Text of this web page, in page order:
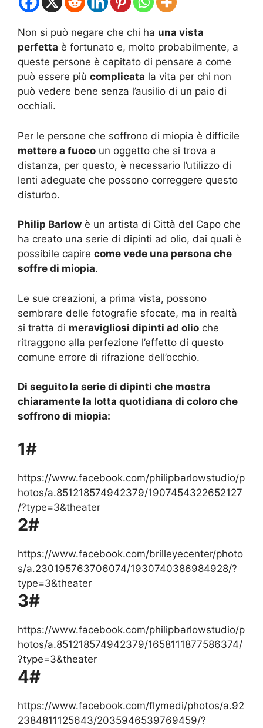
Non si può negare che chi ha una vista
perfetta è fortunato e, molto probabilmente, a
queste persone è capitato di pensare a come
può essere più complicata la vita per chi non
può vedere bene senza l’ausilio di un paio di
occhiali.
Per le persone che soffrono di miopia è difficile
mettere a fuoco un oggetto che si trova a
distanza, per questo, è necessario l’utilizzo di
lenti adeguate che possono correggere questo
disturbo.
Philip Barlow è un artista di Città del Capo che
ha creato una serie di dipinti ad olio, dai quali è
possibile capire come vede una persona che
soffre di miopia.
Le sue creazioni, a prima vista, possono
sembrare delle fotografie sfocate, ma in realtà
si tratta di meravigliosi dipinti ad olio che
ritraggono alla perfezione l’effetto di questo
comune errore di rifrazione dell’occhio.
Di seguito la serie di dipinti che mostra
chiaramente la lotta quotidiana di coloro che
soffrono di miopia:
1#
https://www.facebook.com/philipbarlowstudio/p
hotos/a.851218574942379/1907454322652127
/?type=3&theater
2#
https://www.facebook.com/brilleyecenter/photo
s/a.230195763706074/1930740386984928/?
type=3&theater
3#
https://www.facebook.com/philipbarlowstudio/p
hotos/a.851218574942379/1658111877586374/
?type=3&theater
4#
https://www.facebook.com/flymedi/photos/a.92
2384811125643/2035946539769459/?